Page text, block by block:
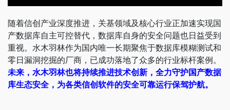
随着信创产业深度推进，关基领域及核心行业正加速实现国
产数据库自主可控替代，数据库自身的安全问题也日益受到
重视。水木羽林作为国内唯一长期聚焦于数据库模糊测试和
零日漏洞挖掘的厂商，已成功落地了众多的行业标杆案例。
未来，水木羽林也将持续推进技术创新，全力守护国产数据
库生态安全，为各类信创软件的安全可靠运行保驾护航。